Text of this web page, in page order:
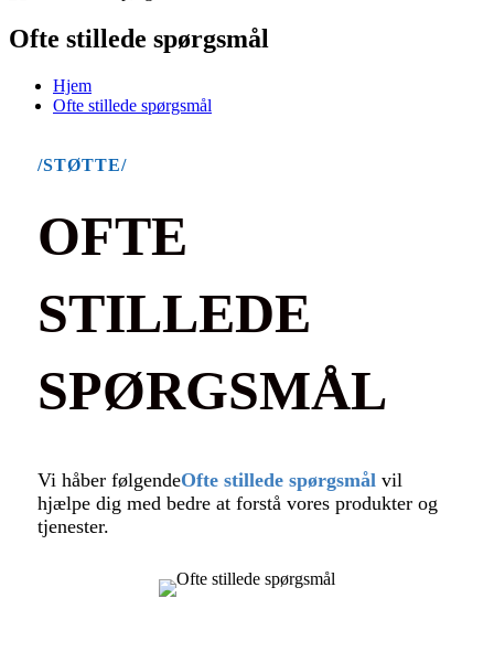
Ofte stillede spørgsmål
Hjem
Ofte stillede spørgsmål
/STØTTE/
OFTE
STILLEDE
SPØRGSMÅL
Vi håber følgendeOfte stillede spørgsmål vil
hjælpe dig med bedre at forstå vores produkter og
tjenester.